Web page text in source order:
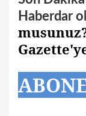
Haberdar